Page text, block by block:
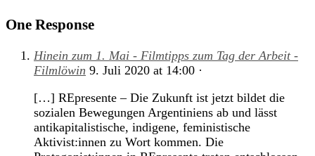
One Response
Hinein zum 1. Mai - Filmtipps zum Tag der Arbeit -
Filmlöwin 9. Juli 2020 at 14:00 ·
[…] REpresente – Die Zukunft ist jetzt bildet die
sozialen Bewegungen Argentiniens ab und lässt
antikapitalistische, indigene, feministische
Aktivist:innen zu Wort kommen. Die